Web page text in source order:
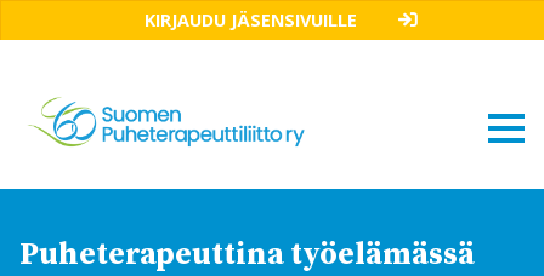
KIRJAUDU JÄSENSIVUILLE
Puheterapeuttina työelämässä